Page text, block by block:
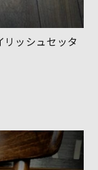
ッシュセッタ